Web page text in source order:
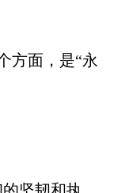
方面，是“永